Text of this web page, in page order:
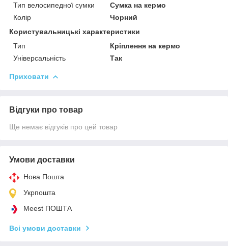
Тип велосипедної сумки
Сумка на кермо
Колір
Чорний
Користувальницькі характеристики
Тип
Кріплення на кермо
Універсальність
Так
Приховати
Відгуки про товар
Ще немає відгуків про цей товар
Умови доставки
Нова Пошта
Укрпошта
Meest ПОШТА
Всі умови доставки